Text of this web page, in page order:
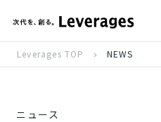
Leverages TOP NEWS
ニュース